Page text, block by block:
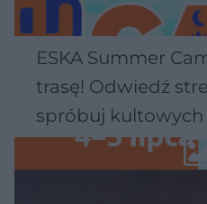
ESKA Summer
trasę! Odwiedź
spróbuj kultowych
Wawelu